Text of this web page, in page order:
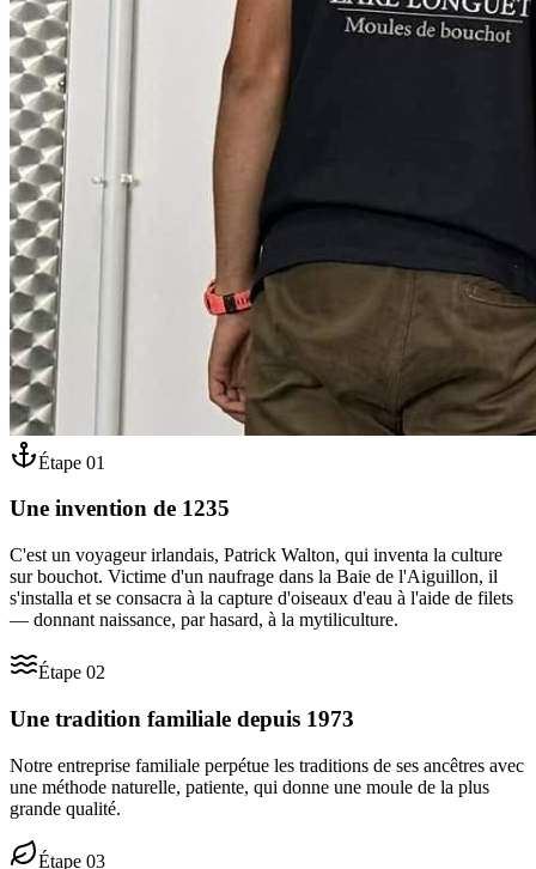
Étape 01
Une invention de 1235
C'est un voyageur irlandais, Patrick Walton, qui inventa la culture
sur bouchot. Victime d'un naufrage dans la Baie de l'Aiguillon, il
s'installa et se consacra à la capture d'oiseaux d'eau à l'aide de filets
— donnant naissance, par hasard, à la mytiliculture.
Étape 02
Une tradition familiale depuis 1973
Notre entreprise familiale perpétue les traditions de ses ancêtres avec
une méthode naturelle, patiente, qui donne une moule de la plus
grande qualité.
Étape 03